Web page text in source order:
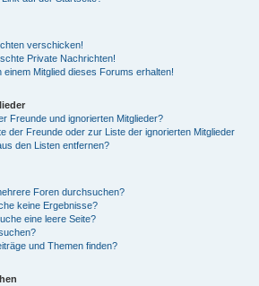
verschicken!
Private Nachrichten!
Mitglied dieses Forums erhalten!
Freunde und ignorierten Mitglieder?
der Freunde oder zur Liste der ignorierten Mitglieder
den Listen entfernen?
Foren durchsuchen?
keine Ergebnisse?
eine leere Seite?
und Themen finden?